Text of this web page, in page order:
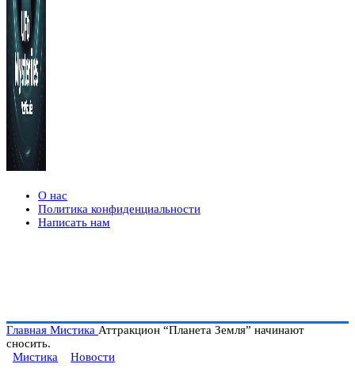
О нас
Политика конфиденциальности
Написать нам
Главная Мистика Аттракцион “Планета Земля” начинают
сносить.
Мистика
Новости